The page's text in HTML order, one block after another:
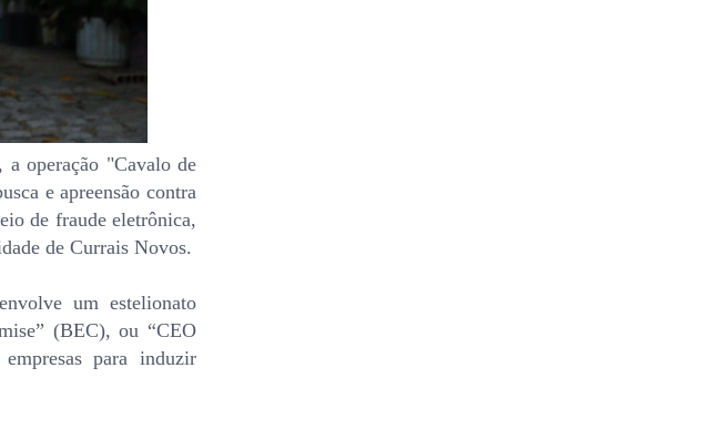
operação "Cavalo de
e apreensão contra
de fraude eletrônica,
de Currais Novos.
um estelionato
(BEC), ou “CEO
para induzir